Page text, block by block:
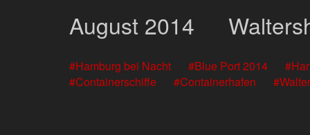
August 2014
Hamburg bei Nacht Blue Port 2014
Containerschiffe
Containerhafen